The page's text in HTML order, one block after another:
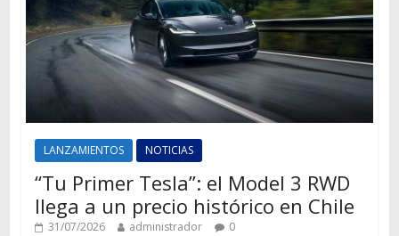
LANZAMIENTOS NOTICIAS
“Tu Primer Tesla”: el Model 3 RWD
llega a un precio histórico en Chile
31/07/2026 administrador 0